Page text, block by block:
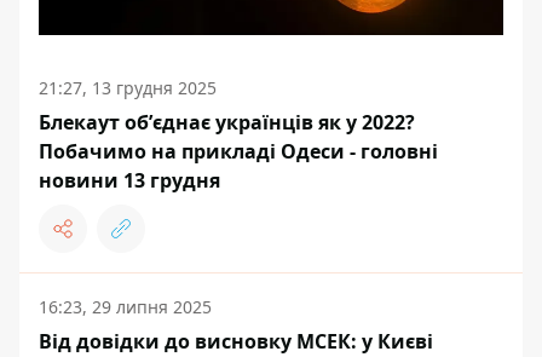
21:27, 13 грудня 2025
Блекаут обʼєднає українців як у 2022?
Побачимо на прикладі Одеси - головні
новини 13 грудня
16:23, 29 липня 2025
Від довідки до висновку МСЕК: у Києві